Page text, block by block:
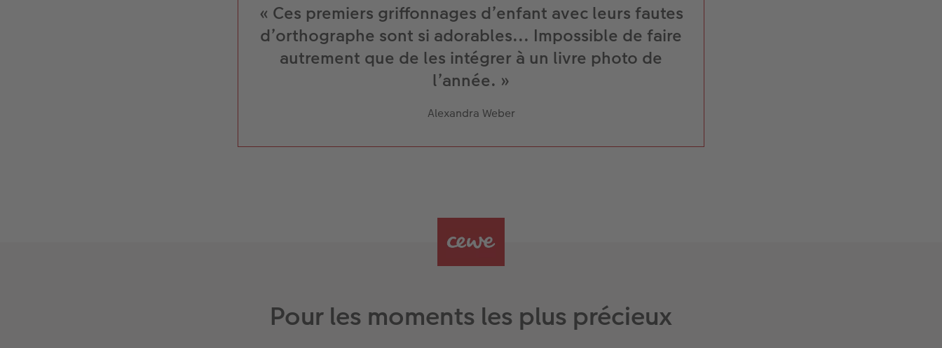
« Ces premiers griffonnages d’enfant avec leurs fautes
d’orthographe sont si adorables... Impossible de faire
autrement que de les intégrer à un livre photo de
l’année. »
Alexandra Weber
Pour les moments les plus précieux